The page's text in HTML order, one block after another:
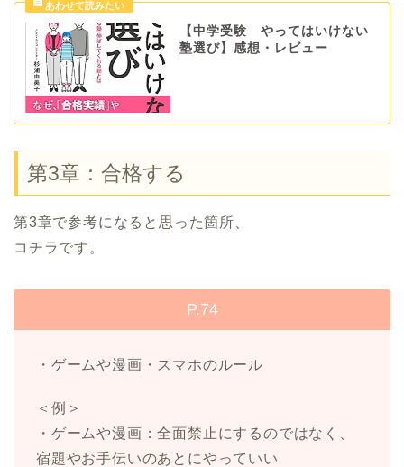
【中学受験 やってはいけない
塾選び】感想・レビュー
第3章：合格する
第3章で参考になると思った箇所、
コチラです。
P.74
・ゲームや漫画・スマホのルール
＜例＞
・ゲームや漫画：全面禁止にするのではなく、
宿題やお手伝いのあとにやっていい